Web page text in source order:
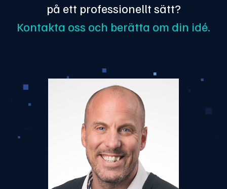
på ett professionellt sätt?
Kontakta oss och berätta om din idé.